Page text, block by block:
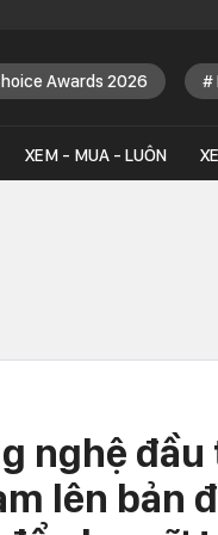
Awards 2026
XEM - MUA - LUÔN XE
AI thừa nhận
dựng từ "đống
viện"
còn chịu
nghệ đầu
lên bản